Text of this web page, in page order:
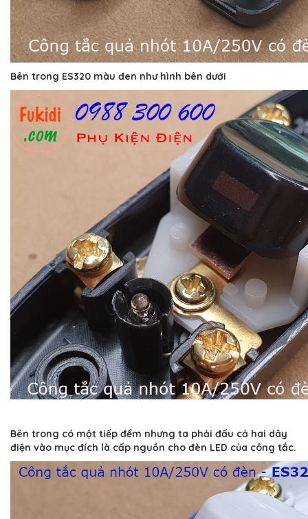
Bên trong ES320 màu đen như hình bên dưới
Bên trong có một tiếp đểm nhưng ta phải đấu cả hai dây
điện vào mục đích là cấp nguồn cho đèn LED của công tắc.